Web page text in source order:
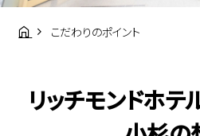
こだわりのポイント
リッチモンドホテ